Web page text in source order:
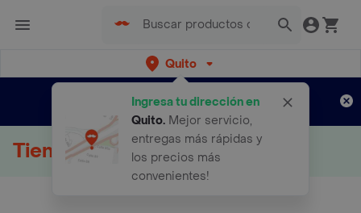
Quito
Ingresa tu dirección en
Quito. Mejor servicio,
entregas más rápidas y
los precios más
convenientes!
envíos gratis por semanas
Aplican TyC
Tienda Online